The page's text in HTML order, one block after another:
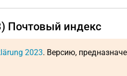
Почтовый индекс
2023. Версию,